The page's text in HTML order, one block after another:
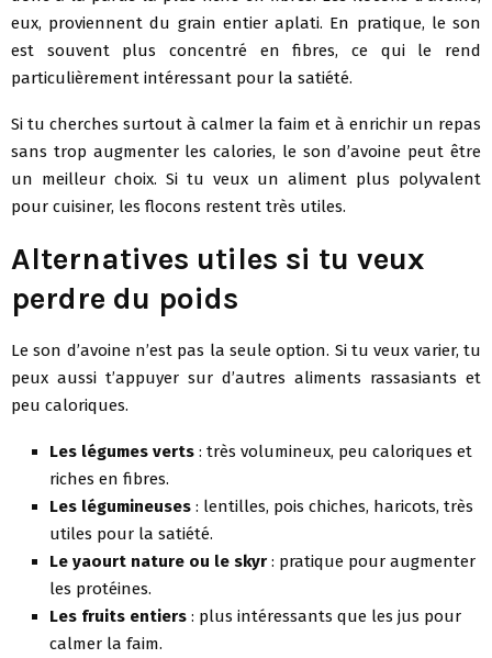
eux, proviennent du grain entier aplati. En pratique, le son
est souvent plus concentré en fibres, ce qui le rend
particulièrement intéressant pour la satiété.
Si tu cherches surtout à calmer la faim et à enrichir un repas
sans trop augmenter les calories, le son d’avoine peut être
un meilleur choix. Si tu veux un aliment plus polyvalent
pour cuisiner, les flocons restent très utiles.
Alternatives utiles si tu veux
perdre du poids
Le son d’avoine n’est pas la seule option. Si tu veux varier, tu
peux aussi t’appuyer sur d’autres aliments rassasiants et
peu caloriques.
Les légumes verts : très volumineux, peu caloriques et
riches en fibres.
Les légumineuses : lentilles, pois chiches, haricots, très
utiles pour la satiété.
Le yaourt nature ou le skyr : pratique pour augmenter
les protéines.
Les fruits entiers : plus intéressants que les jus pour
calmer la faim.